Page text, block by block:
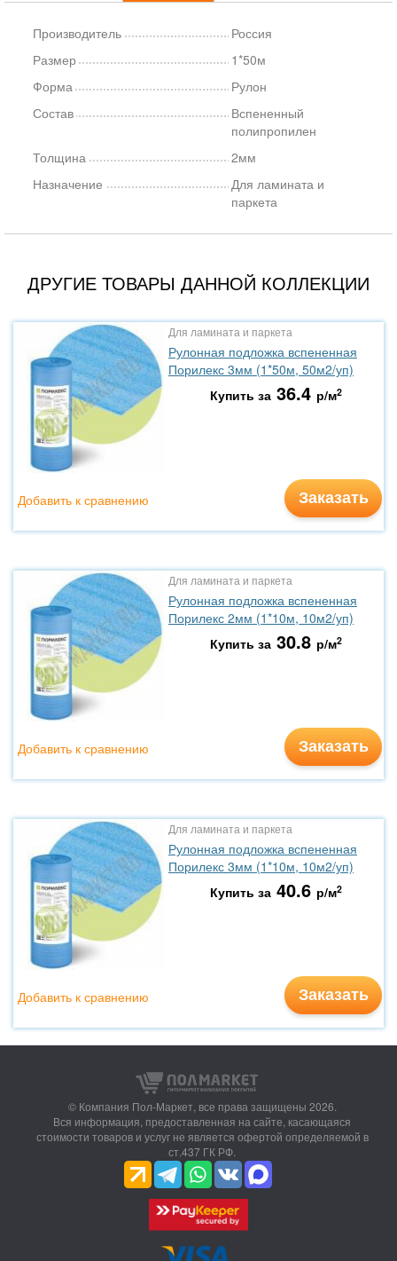
Производитель
Россия
Размер
1*50м
Форма
Рулон
Состав
Вспененный
полипропилен
Толщина
2мм
Назначение
Для ламината и
паркета
ДРУГИЕ ТОВАРЫ ДАННОЙ КОЛЛЕКЦИИ
Для ламината и паркета
Рулонная подложка вспененная
Порилекс 3мм (1*50м, 50м2/уп)
Купить за 36.4 р/м2
Заказать
Добавить к сравнению
Для ламината и паркета
Рулонная подложка вспененная
Порилекс 2мм (1*10м, 10м2/уп)
Купить за 30.8 р/м2
Заказать
Добавить к сравнению
Для ламината и паркета
Рулонная подложка вспененная
Порилекс 3мм (1*10м, 10м2/уп)
Купить за 40.6 р/м2
Заказать
Добавить к сравнению
© Компания Пол-Маркет, все права защищены 2026.
Вся информация, предоставленная на сайте, касающаяся
стоимости товаров и услуг не является офертой определяемой в
ст.437 ГК РФ.